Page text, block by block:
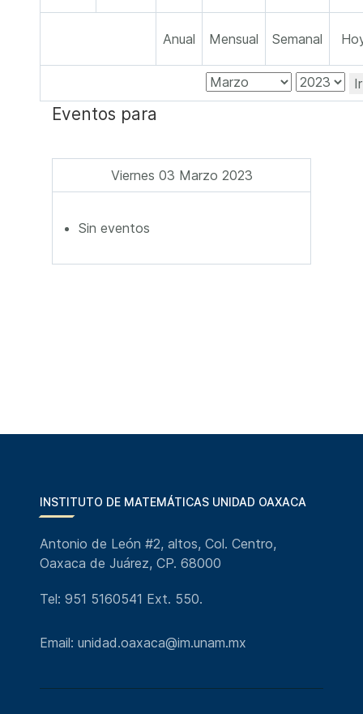
Anual Mensual Semanal
Eventos para
Viernes 03 Marzo 2023
Sin eventos
INSTITUTO DE MATEMÁTICAS UNIDAD OAXACA
Antonio de León #2, altos, Col. Centro,
Oaxaca de Juárez, CP. 68000
Tel: 951 5160541 Ext. 550.
Email: unidad.oaxaca@im.unam.mx